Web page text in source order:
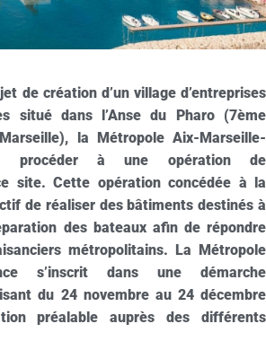
de création d’un village d’entreprises
situé dans l’Anse du Pharo (7ème
la Métropole Aix-Marseille-
procéder à une opération de
site. Cette opération concédée à la
de réaliser des bâtiments destinés à
des bateaux afin de répondre
métropolitains. La Métropole
s’inscrit dans une démarche
du 24 novembre au 24 décembre
préalable auprès des différents